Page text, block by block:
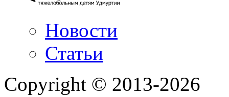
Новости
Статьи
Copyright © 2013-2026